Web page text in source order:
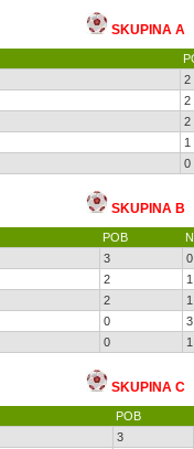
SKUPINA A
2
2
2
1
0
SKUPINA B
POB
3
0
2
1
2
1
0
3
0 1
SKUPINA C
POB
3